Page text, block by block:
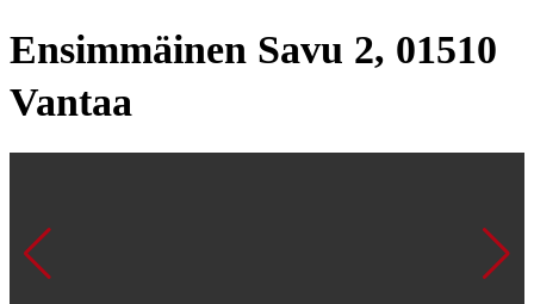
Ensimmäinen Savu 2, 01510
Vantaa